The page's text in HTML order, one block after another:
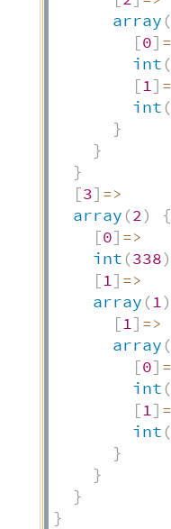
array (
[0]
int (
[1]
int (
}
}
}
[3] =>
array (2)
{
[0] =>
int (338)
[1] =>
array (1)
[1] =>
array (
[0]
int (
[1]
int (
}
}
}
}